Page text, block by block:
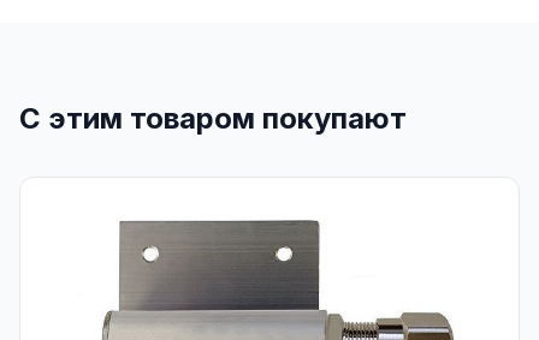
С этим товаром покупают